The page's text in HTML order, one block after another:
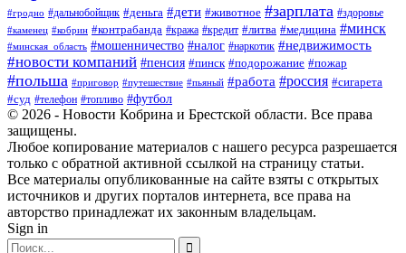
#гродно #дальнобойщик #деньга #дети #животное #зарплата #здоровье
#каменец #кобрин #контрабанда #кража #кредит #литва #медицина #минск
#минская_область #мошенничество #налог #наркотик #недвижимость
#новости компаний #пенсия #пинск #подорожание #пожар
#польша #приговор #путешествие #пьяный #работа #россия #сигарета
#суд #телефон #топливо #футбол
© 2026 - Новости Кобрина и Брестской области. Все права
защищены.
Любое копирование материалов с нашего ресурса разрешается
только с обратной активной ссылкой на страницу статьи.
Все материалы опубликованные на сайте взяты с открытых
источников и других порталов интернета, все права на
авторство принадлежат их законным владельцам.
Sign in